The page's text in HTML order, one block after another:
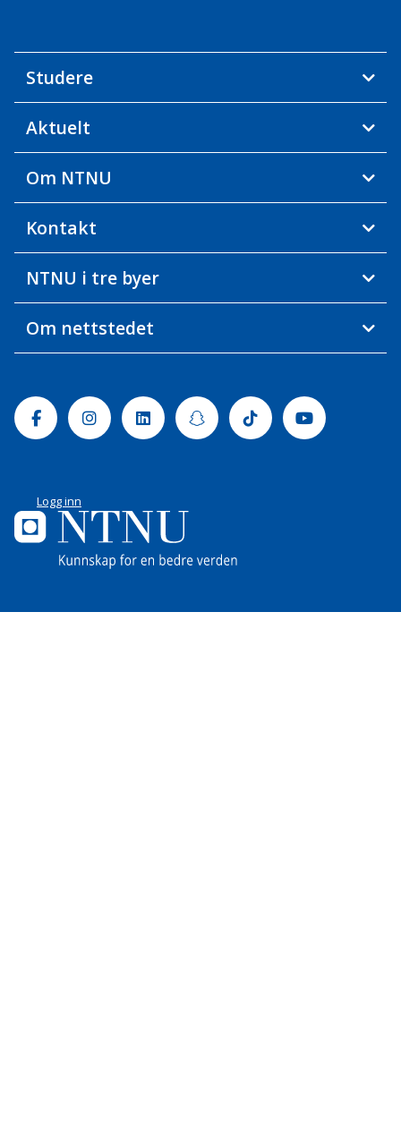
Studere
Aktuelt
Om NTNU
Kontakt
NTNU i tre byer
Om nettstedet
FacebookInstagramLinkedinSnapchatTiktok Youtube
Logg inn